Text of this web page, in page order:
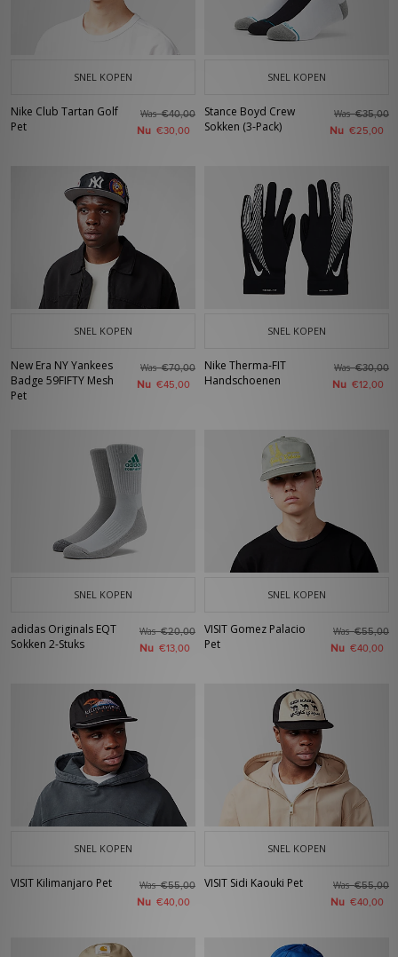
SNEL KOPEN
Nike Club Tartan Golf
Pet
Was€40,00
Nu €30,00
SNEL KOPEN
Stance Boyd Crew
Sokken (3-Pack)
Was€35,00
Nu €25,00
SNEL KOPEN
New Era NY Yankees
Badge 59FIFTY Mesh
Pet
Was€70,00
Nu €45,00
SNEL KOPEN
Nike Therma-FIT
Handschoenen
Was€30,00
Nu €12,00
SNEL KOPEN
adidas Originals EQT
Sokken 2-Stuks
Was€20,00
Nu €13,00
SNEL KOPEN
VISIT Gomez Palacio
Pet
Was€55,00
Nu €40,00
SNEL KOPEN
VISIT Kilimanjaro Pet Was€55,00
Nu €40,00
SNEL KOPEN
VISIT Sidi Kaouki Pet Was€55,00
Nu €40,00